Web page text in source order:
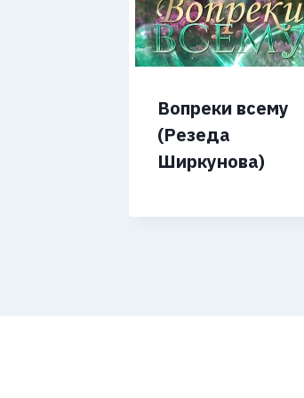
Вопреки всему
(Резеда
Ширкунова)